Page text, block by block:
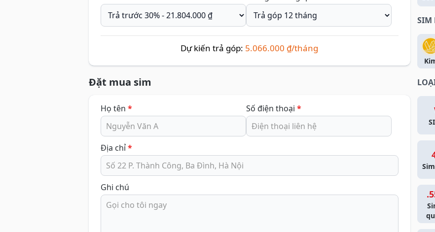
Dự kiến trả góp: 5.066.000 ₫/tháng
Đặt mua sim
Họ tên * Số điện thoại *
Địa chỉ*
Ghi chú
SIM